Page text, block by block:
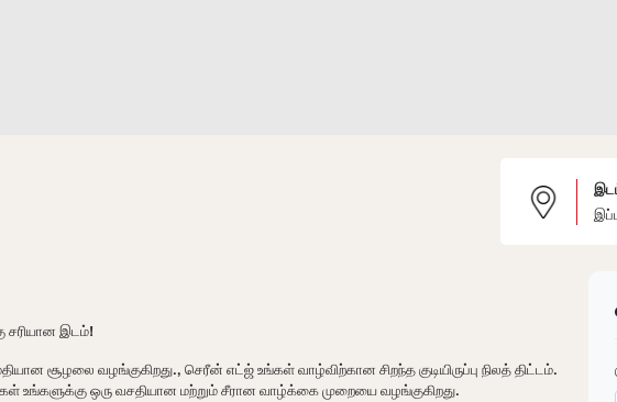
சரியான இடம்!
சூழலை வழங்குகிறது., செரீன் எட்ஜ் உங்கள் வாழ்விற்கான சிறந்த குடியிருப்பு நிலத் திட்டம்.
உங்களுக்கு ஒரு வசதியான மற்றும் சீரான வாழ்க்கை முறையை வழங்குகிறது.